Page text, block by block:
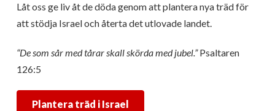
Låt oss ge liv åt de döda genom att plantera nya träd för
att stödja Israel och återta det utlovade landet.
“De som sår med tårar skall skörda med jubel.”Psaltaren
126:5
Plantera träd i Israel